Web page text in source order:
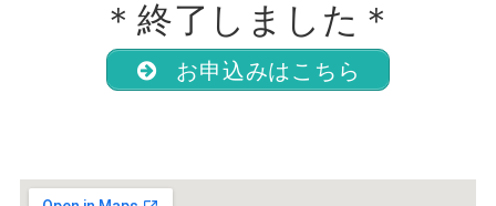
＊終了しました＊
お申込みはこちら